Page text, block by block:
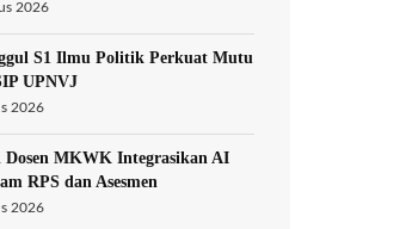
2026
S1 Ilmu Politik Perkuat Mutu
UPNVJ
2026
Dosen MKWK Integrasikan AI
RPS dan Asesmen
2026